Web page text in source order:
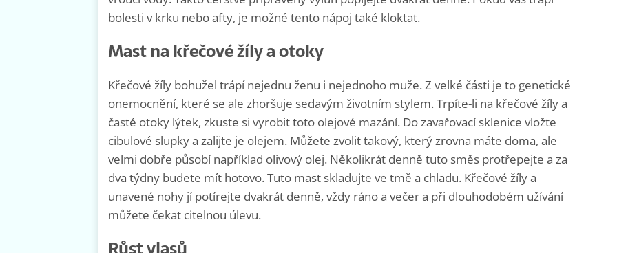
bolesti v krku nebo afty, je možné tento nápoj také kloktat.
Mast na křečové žíly a otoky
Křečové žíly bohužel trápí nejednu ženu i nejednoho muže. Z velké části je to genetické
onemocnění, které se ale zhoršuje sedavým životním stylem. Trpíte-li na křečové žíly a
časté otoky lýtek, zkuste si vyrobit toto olejové mazání. Do zavařovací sklenice vložte
cibulové slupky a zalijte je olejem. Můžete zvolit takový, který zrovna máte doma, ale
velmi dobře působí například olivový olej. Několikrát denně tuto směs protřepejte a za
dva týdny budete mít hotovo. Tuto mast skladujte ve tmě a chladu. Křečové žíly a
unavené nohy jí potírejte dvakrát denně, vždy ráno a večer a při dlouhodobém užívání
můžete čekat citelnou úlevu.